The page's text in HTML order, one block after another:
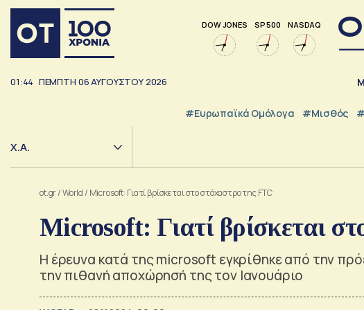
DOW JONES SP 500 NASDAQ
01:44 ΠΕΜΠΤΗ 06ΑΥΓΟΥΣΤΟΥ 2026
#Ευρωπαϊκά Ομόλογα #Μισθός
Χ.Α.
ot.gr/World / Microsoft: Γιατί βρίσκεται στο στόχαστρο της FTC
Microsoft: Γιατί βρίσκεται
Η έρευνα κατά της microsoft εγκρίθηκε από την
την πιθανή αποχώρησή της τον Ιανουάριο